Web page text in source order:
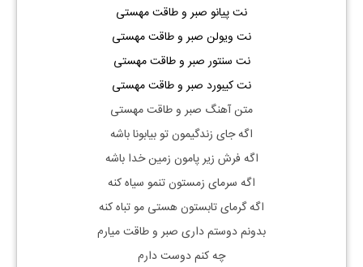
نت پیانو صبر و طاقت مهستی
نت ویولن صبر و طاقت مهستی
نت سنتور صبر و طاقت مهستی
نت کیبورد صبر و طاقت مهستی
متن آهنگ صبر و طاقت مهستی
اگه جای زندگیمون تو بیابونا باشه
اگه فرش زیر پامون زمین خدا باشه
اگه سرمای زمستون تنمو سیاه کنه
اگه گرمای تابستون هستی مو تباه کنه
بدونم دوستم داری صبر و طاقت میارم
چه کنم دوست دارم